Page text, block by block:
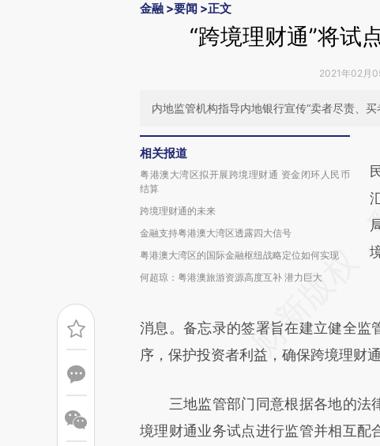
金融 >要闻 >正文
“跨境理财通”将试
2021年02月
内地监管机构指导内地银行宣传“卖者尽责、买
相关报道
粤港澳大湾区拟开展跨境理财通 资金闭环人民币
结算
跨境理财通的未来
金融支持粤港澳大湾区透露四大信号
粤港澳大湾区的国际金融枢纽战略定位如何实现
何超琼：粤港澳旅游资源高度互补 潜力巨大
消息。备忘录的签署旨在建立健全监
序，保护投资者利益，确保跨境理财
三地监管部门同意根据各地的法
境理财通业务试点进行监管并相互配